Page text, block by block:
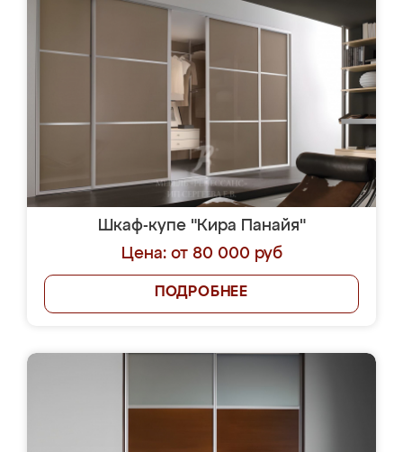
Шкаф-купе "Кира Панайя"
Цена: от 80 000 руб
ПОДРОБНЕЕ